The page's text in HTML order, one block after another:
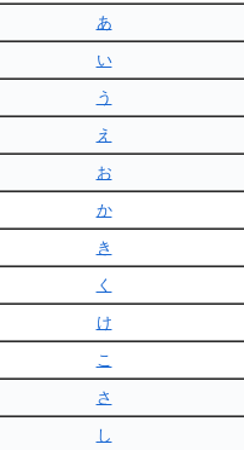
あ
い
う
え
お
か
き
く
け
こ
さ
し